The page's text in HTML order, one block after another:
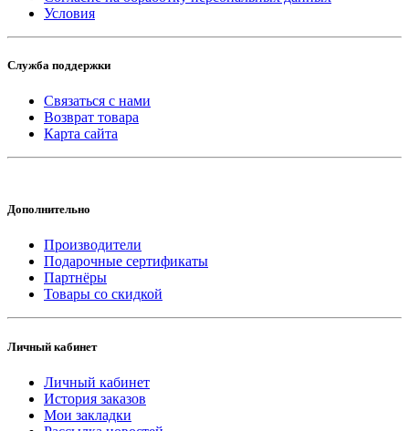
Условия
Служба поддержки
Связаться с нами
Возврат товара
Карта сайта
Дополнительно
Производители
Подарочные сертификаты
Партнёры
Товары со скидкой
Личный кабинет
Личный кабинет
История заказов
Мои закладки